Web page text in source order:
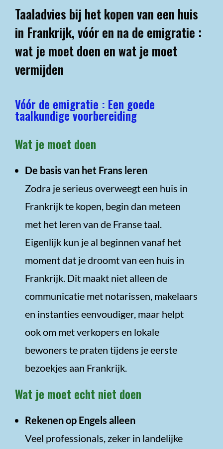
Taaladvies bij het kopen van een huis
in Frankrijk, vóór en na de emigratie :
wat je moet doen en wat je moet
vermijden
Vóór de emigratie : Een goede
taalkundige voorbereiding
Wat je moet doen
De basis van het Frans leren
Zodra je serieus overweegt een huis in
Frankrijk te kopen, begin dan meteen
met het leren van de Franse taal.
Eigenlijk kun je al beginnen vanaf het
moment dat je droomt van een huis in
Frankrijk. Dit maakt niet alleen de
communicatie met notarissen, makelaars
en instanties eenvoudiger, maar helpt
ook om met verkopers en lokale
bewoners te praten tijdens je eerste
bezoekjes aan Frankrijk.
Wat je moet echt niet doen
Rekenen op Engels alleen
Veel professionals, zeker in landelijke